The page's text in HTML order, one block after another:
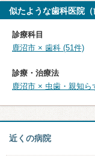
似たような歯科医院
診療科目
鹿沼市 × 歯科 (51件)
診療・治療法
鹿沼市 × 虫歯・親知ら
近くの病院